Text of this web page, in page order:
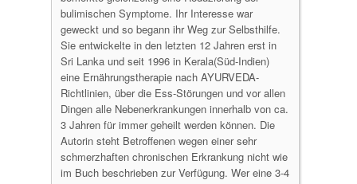
bulimischen Symptome. Ihr Interesse war
geweckt und so begann ihr Weg zur Selbsthilfe.
Sie entwickelte in den letzten 12 Jahren erst in
Sri Lanka und seit 1996 in Kerala(Süd-Indien)
eine Ernährungstherapie nach AYURVEDA-
Richtlinien, über die Ess-Störungen und vor allen
Dingen alle Nebenerkrankungen innerhalb von ca.
3 Jahren für immer geheilt werden können. Die
Autorin steht Betroffenen wegen einer sehr
schmerzhaften chronischen Erkrankung nicht wie
im Buch beschrieben zur Verfügung. Wer eine 3-4